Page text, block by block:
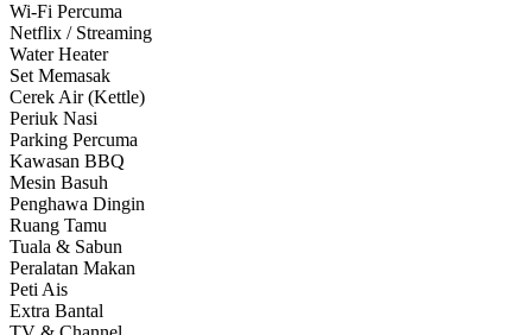
Wi-Fi Percuma
Netflix / Streaming
Water Heater
Set Memasak
Cerek Air (Kettle)
Periuk Nasi
Parking Percuma
Kawasan BBQ
Mesin Basuh
Penghawa Dingin
Ruang Tamu
Tuala & Sabun
Peralatan Makan
Peti Ais
Extra Bantal